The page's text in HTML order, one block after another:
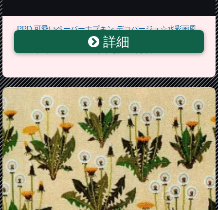
PPD 可愛いペーパーナプキン デコパージュ☆水彩画風
のタンポポ パープル 花葱 アリウム・ギガンジュー
ム☆（Aquarell Dandelion)（1枚/バラ売り）
詳細